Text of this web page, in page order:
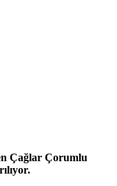
Çağlar Çorumlu